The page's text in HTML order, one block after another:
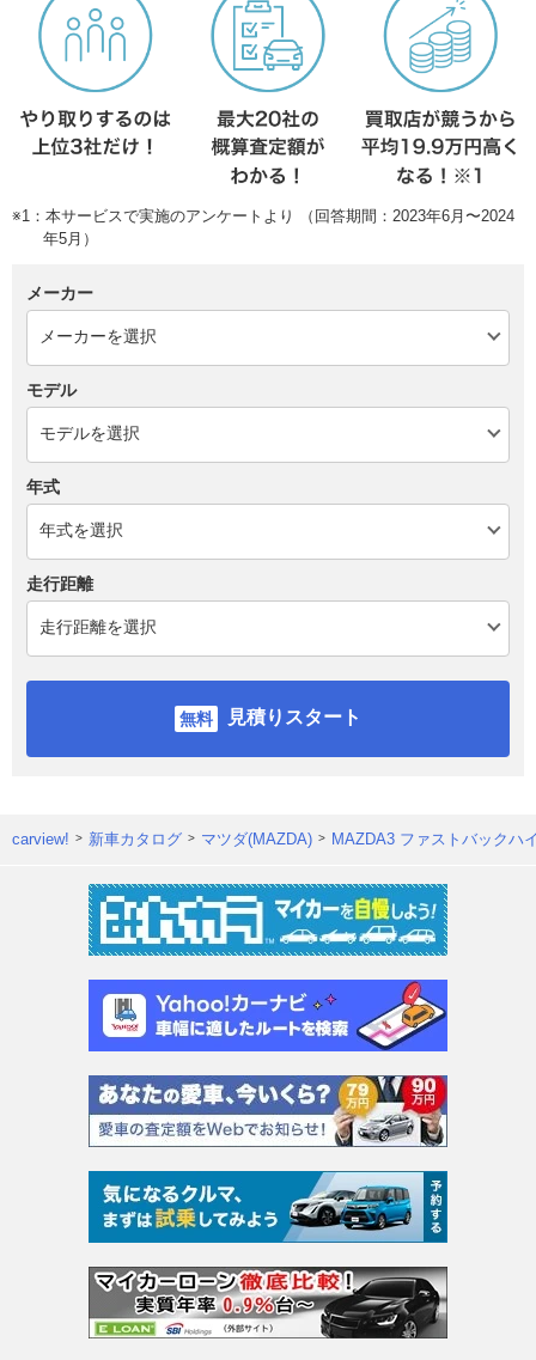
※1：本サービスで実施のアンケートより （回答期間：2023年6月〜2024
年5月）
メーカー
モデル
年式
走行距離
見積りスタート
carview! 新車カタログ マツダ(MAZDA) MAZDA3 ファストバックハ